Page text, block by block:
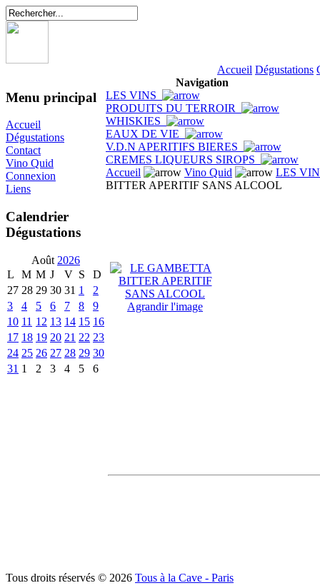
Accueil Dégustations
Menu principal
Accueil
Dégustations
Contact
Vino Quid
Connexion
Liens
Calendrier
Dégustations
Août 2026
L
M M J V S
D
27 28 29 30 31 1
2
3
4 5 6 7 8
9
10 11 12 13 14 15 16
17 18 19 20 21 22 23
24 25 26 27 28 29 30
31 1 2 3 4 5 6
Navigation
LES VINS
PRODUITS DU TERROIR
WHISKIES
EAUX DE VIE
V.D.N APERITIFS BIERES
CREMES LIQUEURS SIROPS
Accueil
Vino Quid
LES
BITTER APERITIF SANS ALCOOL
Agrandir l'image
Tous droits réservés © 2026 Tous à la Cave - Paris